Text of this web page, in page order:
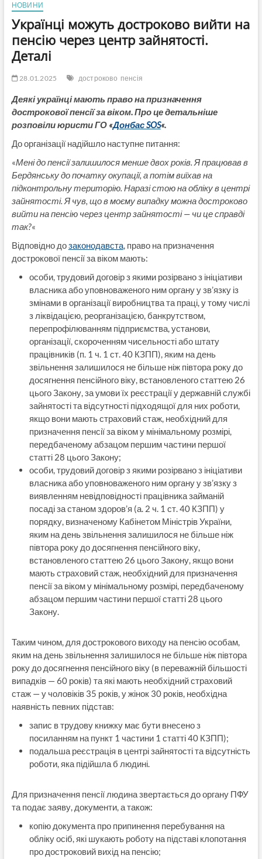
НОВИНИ
Українці можуть достроково вийти на
пенсію через центр зайнятості.
Деталі
28.01.2025 достроково пенсія
Деякі українці мають право на призначення
дострокової пенсії за віком. Про це детальніше
розповіли юристи ГО «Донбас SOS«.
До організації надійшло наступне питання:
«Мені до пенсії залишилося менше двох років. Я працював в
Бердянську до початку окупації, а потім виїхав на
підконтрольну територію. Наразі стою на обліку в центрі
зайнятості. Я чув, що в моєму випадку можна достроково
вийти на пенсію через центр зайнятості — чи це справді
так?«
Відповідно дозаконодавста, право на призначення
дострокової пенсії за віком мають:
особи, трудовий договір з якими розірвано з ініціативи
власника або уповноваженого ним органу у зв’язку із
змінами в організації виробництва та праці, у тому числі
з ліквідацією, реорганізацією, банкрутством,
перепрофілюванням підприємства, установи,
організації, скороченням чисельності або штату
працівників (п. 1 ч. 1 ст. 40 КЗПП), яким на день
звільнення залишилося не більше ніж півтора року до
досягнення пенсійного віку, встановленого статтею 26
цього Закону, за умови їх реєстрації у державній службі
зайнятості та відсутності підходящої для них роботи,
якщо вони мають страховий стаж, необхідний для
призначення пенсії за віком у мінімальному розмірі,
передбаченому абзацом першим частини першої
статті 28 цього Закону;
особи, трудовий договір з якими розірвано з ініціативи
власника або уповноваженого ним органу у зв’язку з
виявленням невідповідності працівника займаній
посаді за станом здоров’я (а. 2 ч. 1 ст. 40 КЗПП) у
порядку, визначеному Кабінетом Міністрів України,
яким на день звільнення залишилося не більше ніж
півтора року до досягнення пенсійного віку,
встановленого статтею 26 цього Закону, якщо вони
мають страховий стаж, необхідний для призначення
пенсії за віком у мінімальному розмірі, передбаченому
абзацом першим частини першої статті 28 цього
Закону.
Таким чином, для дострокового виходу на пенсію особам,
яким на день звільнення залишилося не більше ніж півтора
року до досягнення пенсійного віку (в переважній більшості
випадків — 60 років) та які мають необхідний страховий
стаж — у чоловіків 35 років, у жінок 30 років, необхідна
наявність певних підстав:
запис в трудову книжку має бути внесено з
посиланням на пункт 1 частини 1 статті 40 КЗПП);
подальша реєстрація в центрі зайнятості та відсутність
роботи, яка підійшла б людині.
Для призначення пенсії людина звертається до органу ПФУ
та подає заяву, документи, а також:
копію документа про припинення перебування на
обліку осіб, які шукають роботу на підставі клопотання
про достроковий вихід на пенсію;